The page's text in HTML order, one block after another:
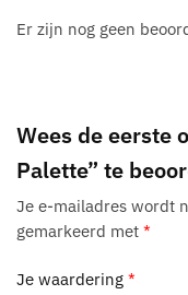
Er zijn nog geen
Wees de eerste
Palette” te
Je e-mailadres wordt
gemarkeerd met *
Je waardering *